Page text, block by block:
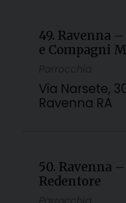
49. Ravenna
e Compagni
Via Narsete,
Ravenna RA
50. Ravenna –
Redentore